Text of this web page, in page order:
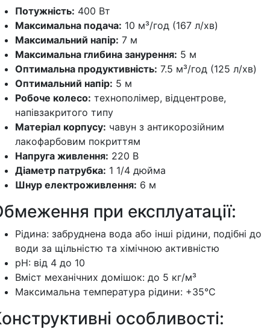
Потужність: 400 Вт
Максимальна подача: 10 м³/год (167 л/хв)
Максимальний напір: 7 м
Максимальна глибина занурення: 5 м
Оптимальна продуктивність: 7.5 м³/год (125 л/хв)
Оптимальний напір: 5 м
Робоче колесо: технополімер, відцентрове,
напівзакритого типу
Матеріал корпусу: чавун з антикорозійним
лакофарбовим покриттям
Напруга живлення: 220 В
Діаметр патрубка: 1 1/4 дюйма
Шнур електроживлення: 6 м
при експлуатації:
Рідина: забруднена вода або інші рідини, подібні до
води за щільністю та хімічною активністю
pH: від 4 до 10
Вміст механічних домішок: до 5 кг/м³
Максимальна температура рідини: +35°C
особливості: